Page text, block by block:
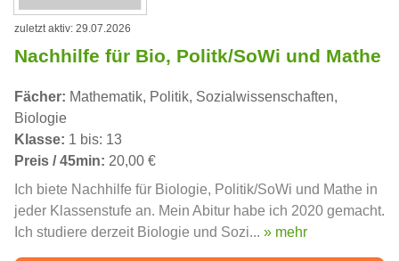
zuletzt aktiv: 29.07.2026
Nachhilfe für Bio, Politk/SoWi und Mathe
Fächer: Mathematik, Politik, Sozialwissenschaften,
Biologie
Klasse: 1 bis: 13
Preis / 45min: 20,00 €
Ich biete Nachhilfe für Biologie, Politik/SoWi und Mathe in
jeder Klassenstufe an. Mein Abitur habe ich 2020 gemacht.
Ich studiere derzeit Biologie und Sozi... » mehr